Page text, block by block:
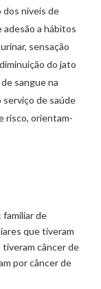
dos níveis de
a hábitos
sensação
do jato
sangue na
serviço de saúde
risco, orientam-
de
que tiveram
câncer de
por câncer de